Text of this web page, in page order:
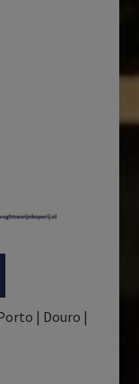
| Douro |